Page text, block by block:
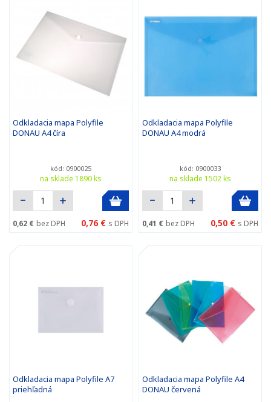
Odkladacia mapa Polyfile
DONAU A4 číra
kód: 0900025
na sklade 1890 ks
0,62 € bez DPH 0,76 € s DPH
Odkladacia mapa Polyfile
DONAU A4 modrá
kód: 0900033
na sklade 1502 ks
0,41 € bez DPH 0,50 € s DPH
Odkladacia mapa Polyfile A7
priehľadná
Odkladacia mapa Polyfile A4
DONAU červená